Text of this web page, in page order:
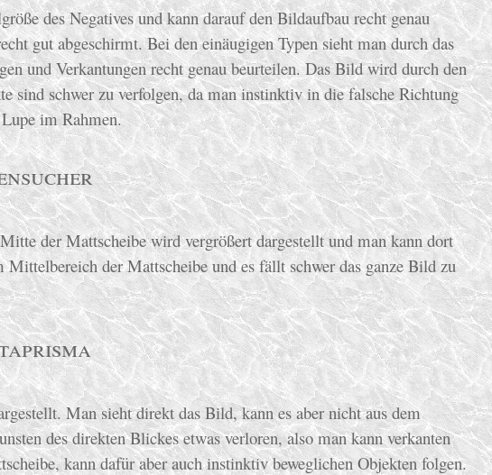
des Negatives und kann darauf den Bildaufbau recht genau
gut abgeschirmt. Bei den einäugigen Typen sieht man durch das
und Verkantungen recht genau beurteilen. Das Bild wird durch den
sind schwer zu verfolgen, da man instinktiv in die falsche Richtung
im Rahmen.
der Mattscheibe wird vergrößert dargestellt und man kann dort
der Mattscheibe und es fällt schwer das ganze Bild zu
Man sieht direkt das Bild, kann es aber nicht aus dem
des direkten Blickes etwas verloren, also man kann verkanten
kann dafür aber auch instinktiv beweglichen Objekten folgen.